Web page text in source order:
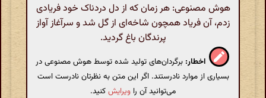
هوش مصنوعی: هر زمان که از دل دردناک خود فریادی
زدم، آن فریاد همچون شاخه‌ای از گل شد و سرآغاز آواز
پرندگان باغ گردید.
اخطار: برگردان‌های تولید شده توسط هوش مصنوعی در
بسیاری از موارد نادرستند. اگر این متن به نظرتان نادرست است
می‌توانید آن را ویرایشکنید.